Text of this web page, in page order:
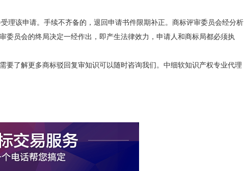
理该申请。手续不齐备的，退回申请书件限期补正。商标评审委员会经分析
委员会的终局决定一经作出，即产生法律效力，申请人和商标局都必须执
要了解更多商标驳回复审知识可以随时咨询我们。中细软知识产权专业代理